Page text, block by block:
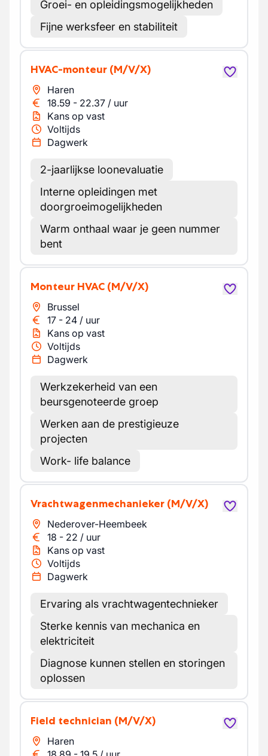
Groei- en opleidingsmogelijkheden
Fijne werksfeer en stabiliteit
HVAC-monteur (M/V/X)
Haren
18.59 - 22.37 / uur
Kans op vast
Voltijds
Dagwerk
2-jaarlijkse loonevaluatie
Interne opleidingen met
doorgroeimogelijkheden
Warm onthaal waar je geen nummer
bent
Monteur HVAC (M/V/X)
Brussel
17 - 24 / uur
Kans op vast
Voltijds
Dagwerk
Werkzekerheid van een
beursgenoteerde groep
Werken aan de prestigieuze
projecten
Work- life balance
Vrachtwagenmechanieker (M/V/X)
Nederover-Heembeek
18 - 22 / uur
Kans op vast
Voltijds
Dagwerk
Ervaring als vrachtwagentechnieker
Sterke kennis van mechanica en
elektriciteit
Diagnose kunnen stellen en storingen
oplossen
Field technician (M/V/X)
Haren